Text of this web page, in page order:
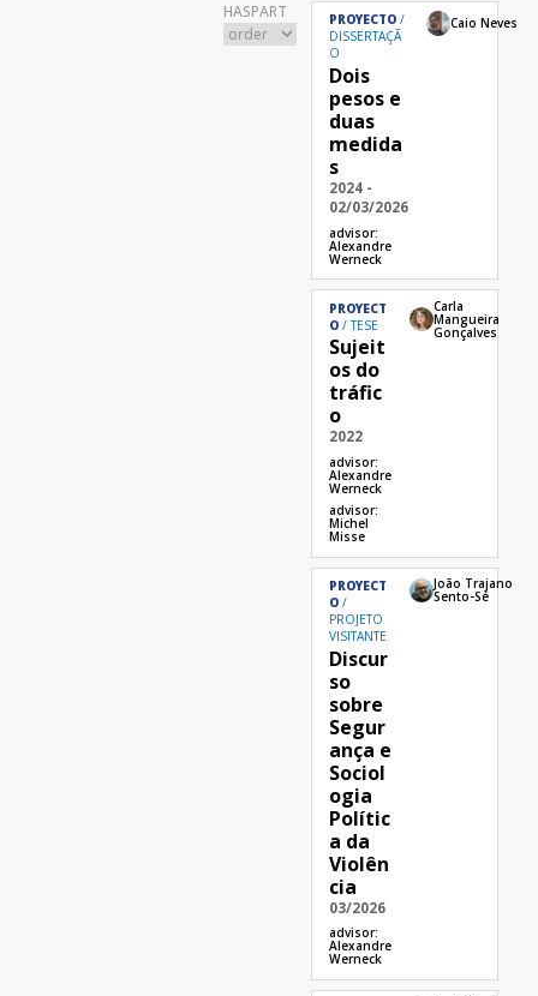
HASPART
PROYECTO
DISSERTAÇÃ
O
Dois
pesos e
duas
medida
s
2024 -
02/03/2026
advisor:
Alexandre
Werneck
Caio Neves
PROYECT
O
TESE
Sujeit
os do
tráfic
o
2022
advisor:
Alexandre
Werneck
advisor:
Michel
Misse
Carla
Mangueira
Gonçalves
PROYECT
O
PROJETO
VISITANTE
Discur
so
sobre
Segur
ança e
Sociol
ogia
Polític
a da
Violên
cia
03/2026
advisor:
Alexandre
Werneck
João Trajano
Sento-Sé